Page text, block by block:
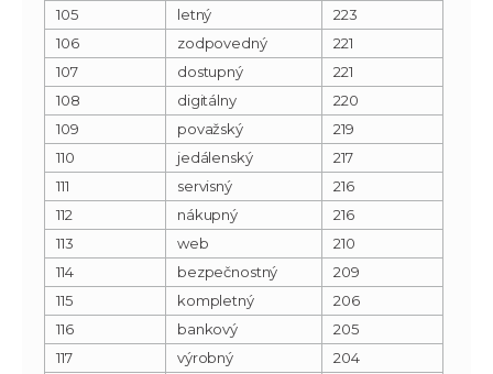
105
letný
223
106
zodpovedný
221
107
dostupný
221
108
digitálny
220
109
považský
219
110
jedálenský
217
111
servisný
216
112
nákupný
216
113
web
210
114
bezpečnostný
209
115
kompletný
206
116
bankový
205
117
výrobný
204